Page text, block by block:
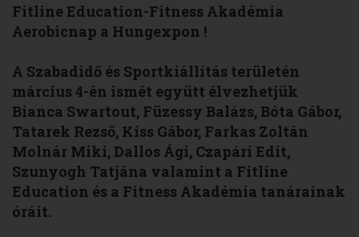
Fitline Education-Fitness Akadémia
Aerobicnap a Hungexpon !
A Szabadidő és Sportkiállítás területén
március 4-én ismét együtt élvezhetjük
Bianca Swartout, Füzessy Balázs, Bóta Gábor,
Tatarek Rezső, Kiss Gábor, Farkas Zoltán
Molnár Miki, Dallos Ági, Czapári Edit,
Szunyogh Tatjána valamint a Fitline
Education és a Fitness Akadémia tanárainak
óráit.